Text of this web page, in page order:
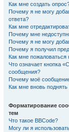
Как мне создать
Почему я не могу
ответа?
Как мне
Почему мне
Почему я не могу
Почему я получил
Как мне
Что означает кнопка
сообщения?
Почему моё
Как мне вновь
Форматирование
тем
Что такое BBCode?
Могу ли я